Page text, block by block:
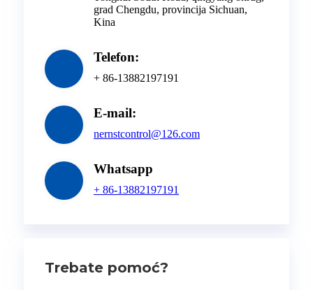
grad Chengdu, provincija Sichuan,
Kina
Telefon:
+ 86-13882197191
E-mail:
nernstcontrol@126.com
Whatsapp
+ 86-13882197191
Trebate pomoć?